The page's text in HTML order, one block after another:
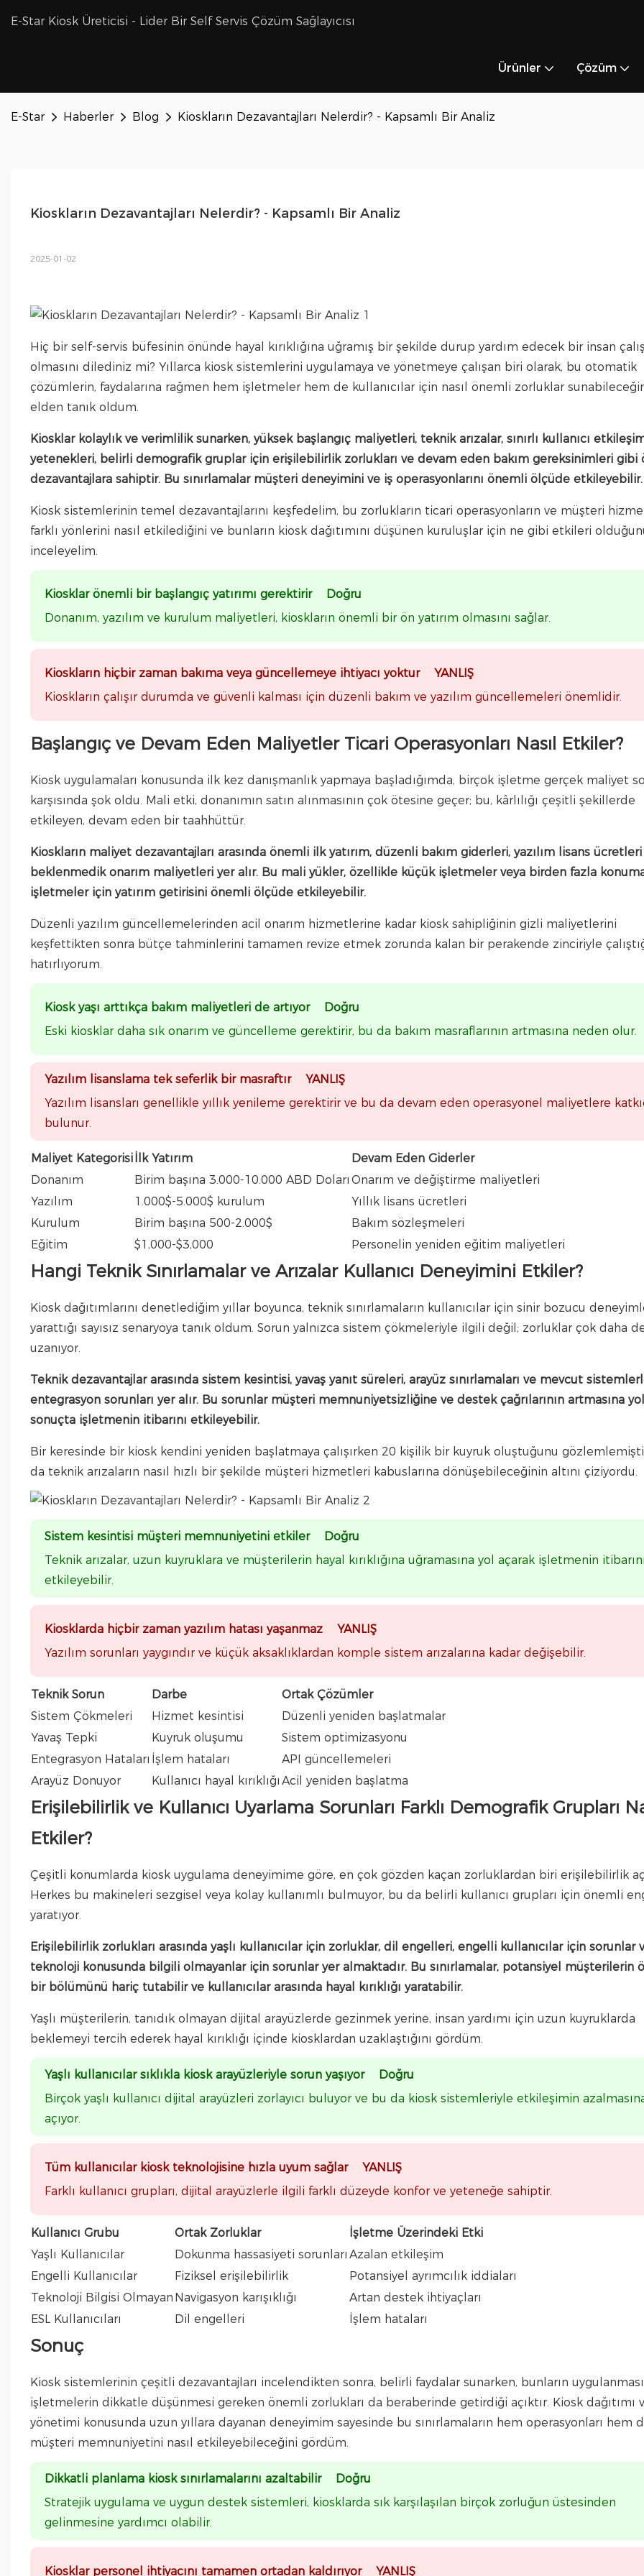
E-Star Kiosk Üreticisi - Lider Bir Self Servis Çözüm Sağlayıcısı
Ürünler Çözüm
E-Star Haberler Blog Kioskların Dezavantajları Nelerdir? - Kapsamlı Bir Analiz
Kioskların Dezavantajları Nelerdir? - Kapsamlı Bir Analiz
2025-01-02
Hiç bir self-servis büfesinin önünde hayal kırıklığına uğramış bir şekilde durup yardım edecek bir insan
olmasını dilediniz mi? Yıllarca kiosk sistemlerini uygulamaya ve yönetmeye çalışan biri olarak, bu otomatik
çözümlerin, faydalarına rağmen hem işletmeler hem de kullanıcılar için nasıl önemli zorluklar
elden tanık oldum.
Kiosklar kolaylık ve verimlilik sunarken, yüksek başlangıç ​​maliyetleri, teknik arızalar, sınırlı kullanıcı
yetenekleri, belirli demografik gruplar için erişilebilirlik zorlukları ve devam eden bakım gereksinimleri gibi
dezavantajlara sahiptir. Bu sınırlamalar müşteri deneyimini ve iş operasyonlarını önemli ölçüde etkileyebilir.
Kiosk sistemlerinin temel dezavantajlarını keşfedelim, bu zorlukların ticari operasyonların ve müşteri
farklı yönlerini nasıl etkilediğini ve bunların kiosk dağıtımını düşünen kuruluşlar için ne gibi etkileri
inceleyelim.
Kiosklar önemli bir başlangıç ​​yatırımı gerektirir Doğru
Donanım, yazılım ve kurulum maliyetleri, kioskların önemli bir ön yatırım olmasını sağlar.
Kioskların hiçbir zaman bakıma veya güncellemeye ihtiyacı yoktur YANLIŞ
Kioskların çalışır durumda ve güvenli kalması için düzenli bakım ve yazılım güncellemeleri önemlidir.
Başlangıç ​​ve Devam Eden Maliyetler Ticari Operasyonları Nasıl Etkiler?
Kiosk uygulamaları konusunda ilk kez danışmanlık yapmaya başladığımda, birçok işletme gerçek maliyet
karşısında şok oldu. Mali etki, donanımın satın alınmasının çok ötesine geçer; bu, kârlılığı çeşitli şekillerde
etkileyen, devam eden bir taahhüttür.
Kioskların maliyet dezavantajları arasında önemli ilk yatırım, düzenli bakım giderleri, yazılım lisans
beklenmedik onarım maliyetleri yer alır. Bu mali yükler, özellikle küçük işletmeler veya birden fazla
işletmeler için yatırım getirisini önemli ölçüde etkileyebilir.
Düzenli yazılım güncellemelerinden acil onarım hizmetlerine kadar kiosk sahipliğinin gizli maliyetlerini
keşfettikten sonra bütçe tahminlerini tamamen revize etmek zorunda kalan bir perakende zinciriyle
hatırlıyorum.
Kiosk yaşı arttıkça bakım maliyetleri de artıyor Doğru
Eski kiosklar daha sık onarım ve güncelleme gerektirir, bu da bakım masraflarının artmasına neden olur.
Yazılım lisanslama tek seferlik bir masraftır YANLIŞ
Yazılım lisansları genellikle yıllık yenileme gerektirir ve bu da devam eden operasyonel maliyetlere
bulunur.
Maliyet Kategorisi İlk Yatırım
Devam Eden Giderler
Donanım
Birim başına 3.000-10.000 ABD Doları Onarım ve değiştirme maliyetleri
Yazılım
1.000$-5.000$ kurulum
Yıllık lisans ücretleri
Kurulum
Birim başına 500-2.000$
Bakım sözleşmeleri
Eğitim
$1,000-$3,000 Personelin yeniden eğitim maliyetleri
Hangi Teknik Sınırlamalar ve Arızalar Kullanıcı Deneyimini Etkiler?
Kiosk dağıtımlarını denetlediğim yıllar boyunca, teknik sınırlamaların kullanıcılar için sinir bozucu
yarattığı sayısız senaryoya tanık oldum. Sorun yalnızca sistem çökmeleriyle ilgili değil; zorluklar çok daha
uzanıyor.
Teknik dezavantajlar arasında sistem kesintisi, yavaş yanıt süreleri, arayüz sınırlamaları ve mevcut
entegrasyon sorunları yer alır. Bu sorunlar müşteri memnuniyetsizliğine ve destek çağrılarının artmasına
sonuçta işletmenin itibarını etkileyebilir.
Bir keresinde bir kiosk kendini yeniden başlatmaya çalışırken 20 kişilik bir kuyruk oluştuğunu
da teknik arızaların nasıl hızlı bir şekilde müşteri hizmetleri kabuslarına dönüşebileceğinin altını çiziyordu.
Sistem kesintisi müşteri memnuniyetini etkiler Doğru
Teknik arızalar, uzun kuyruklara ve müşterilerin hayal kırıklığına uğramasına yol açarak işletmenin
etkileyebilir.
Kiosklarda hiçbir zaman yazılım hatası yaşanmaz YANLIŞ
Yazılım sorunları yaygındır ve küçük aksaklıklardan komple sistem arızalarına kadar değişebilir.
Teknik Sorun Darbe
Ortak Çözümler
Sistem Çökmeleri
Hizmet kesintisi
Düzenli yeniden başlatmalar
Yavaş Tepki
Kuyruk oluşumu
Sistem optimizasyonu
Entegrasyon Hataları İşlem hataları
API güncellemeleri
Arayüz Donuyor
Kullanıcı hayal kırıklığı Acil yeniden başlatma
Erişilebilirlik ve Kullanıcı Uyarlama Sorunları Farklı Demografik Grupları
Etkiler?
Çeşitli konumlarda kiosk uygulama deneyimime göre, en çok gözden kaçan zorluklardan biri erişilebilirlik
Herkes bu makineleri sezgisel veya kolay kullanımlı bulmuyor, bu da belirli kullanıcı grupları için önemli
yaratıyor.
Erişilebilirlik zorlukları arasında yaşlı kullanıcılar için zorluklar, dil engelleri, engelli kullanıcılar için sorunlar
teknoloji konusunda bilgili olmayanlar için sorunlar yer almaktadır. Bu sınırlamalar, potansiyel müşterilerin
bir bölümünü hariç tutabilir ve kullanıcılar arasında hayal kırıklığı yaratabilir.
Yaşlı müşterilerin, tanıdık olmayan dijital arayüzlerde gezinmek yerine, insan yardımı için uzun kuyruklarda
beklemeyi tercih ederek hayal kırıklığı içinde kiosklardan uzaklaştığını gördüm.
Yaşlı kullanıcılar sıklıkla kiosk arayüzleriyle sorun yaşıyor Doğru
Birçok yaşlı kullanıcı dijital arayüzleri zorlayıcı buluyor ve bu da kiosk sistemleriyle etkileşimin
açıyor.
Tüm kullanıcılar kiosk teknolojisine hızla uyum sağlar YANLIŞ
Farklı kullanıcı grupları, dijital arayüzlerle ilgili farklı düzeyde konfor ve yeteneğe sahiptir.
Kullanıcı Grubu Ortak Zorluklar
İşletme Üzerindeki Etki
Yaşlı Kullanıcılar
Dokunma hassasiyeti sorunları Azalan etkileşim
Engelli Kullanıcılar
Fiziksel erişilebilirlik
Potansiyel ayrımcılık iddiaları
Teknoloji Bilgisi Olmayan Navigasyon karışıklığı
Artan destek ihtiyaçları
ESL Kullanıcıları
Dil engelleri İşlem hataları
Sonuç
Kiosk sistemlerinin çeşitli dezavantajları incelendikten sonra, belirli faydalar sunarken, bunların
işletmelerin dikkatle düşünmesi gereken önemli zorlukları da beraberinde getirdiği açıktır. Kiosk dağıtımı
yönetimi konusunda uzun yıllara dayanan deneyimim sayesinde bu sınırlamaların hem operasyonları hem
müşteri memnuniyetini nasıl etkileyebileceğini gördüm.
Dikkatli planlama kiosk sınırlamalarını azaltabilir Doğru
Stratejik uygulama ve uygun destek sistemleri, kiosklarda sık karşılaşılan birçok zorluğun üstesinden
gelinmesine yardımcı olabilir.
Kiosklar personel ihtiyacını tamamen ortadan kaldırıyor YANLIŞ